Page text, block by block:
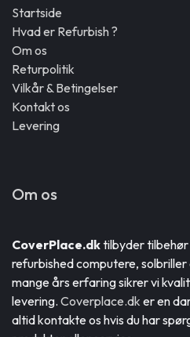
Startside
Hvad er Refurbish ?
Om os
Returpolitik
Vilkår & Betingelser
Kontakt os
Levering
Om os
CoverPlace.dktilbyder
refurbished computere,
mange års erfaring sikrer vi
levering. Coverplace.dk er en
altid kontakte os hvis du har